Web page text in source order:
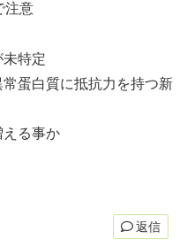
注意
未特定
蛋白質に抵抗力を持つ新
える事か
返信